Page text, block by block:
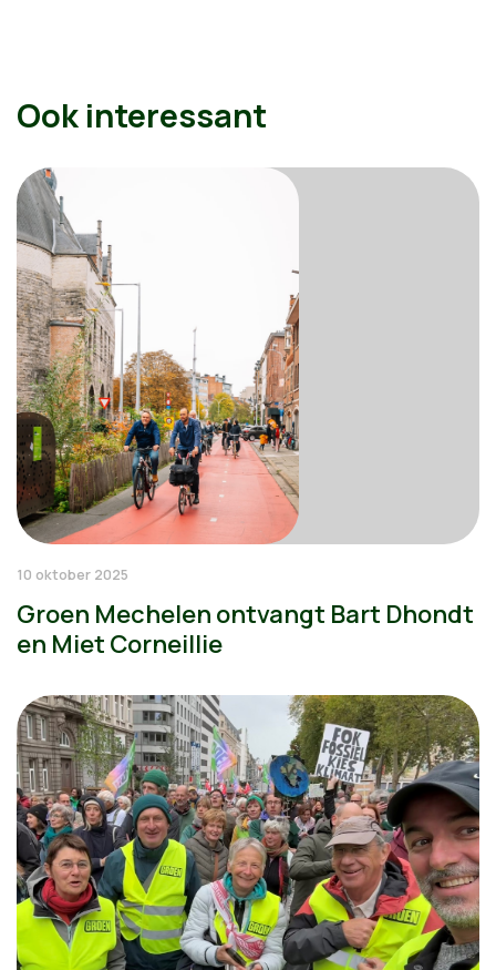
Ook interessant
10 oktober 2025
Groen Mechelen ontvangt Bart Dhondt
en Miet Corneillie